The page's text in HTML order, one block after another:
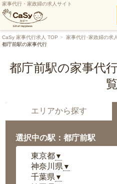
家事代行・家政婦の求人サイト
CaSy 家事代行求人 TOP 家事代行･家政婦の求
都庁前駅の家事代行
都庁前駅の家事代
覧
エリアから探す
選択中の駅：都庁前駅
東京都▼
神奈川県 ▼
千葉県 ▼